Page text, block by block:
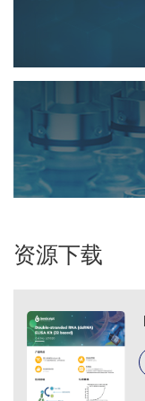
资源下载